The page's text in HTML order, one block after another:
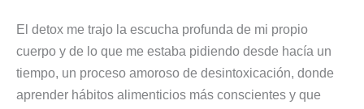
El detox me trajo la escucha profunda de mi propio
cuerpo y de lo que me estaba pidiendo desde hacía un
tiempo, un proceso amoroso de desintoxicación, donde
aprender hábitos alimenticios más conscientes y que